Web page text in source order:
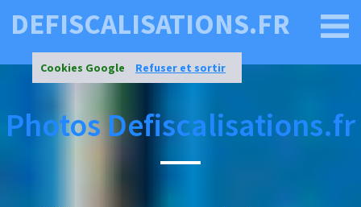
Cookies Google Refuser et sortir
DEFISCALISATIONS.FR
Photos Defiscalisations.fr